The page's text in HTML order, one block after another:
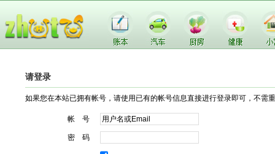
请登录
如果您在本站已拥有帐号，请使用已有的帐号信息直接进行登录即可，不需
帐 号
密 码